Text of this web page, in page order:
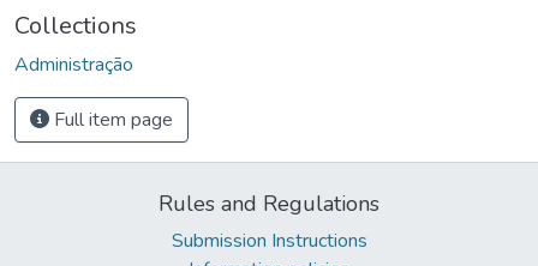
Collections
Administração
Full item page
Rules and Regulations
Submission Instructions